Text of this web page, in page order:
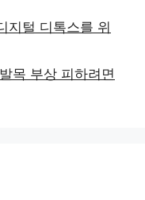
지털 디톡스를 위
목 부상 피하려면